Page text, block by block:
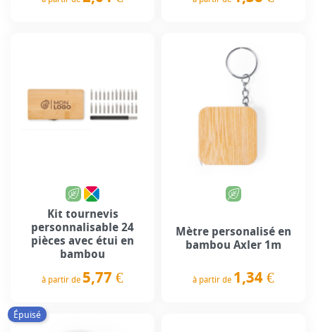
Kit tournevis
personnalisable 24
pièces avec étui en
bambou
à partir de 5,77 €
Mètre personalisé en
bambou Axler 1m
à partir de 1,34 €
Épuisé